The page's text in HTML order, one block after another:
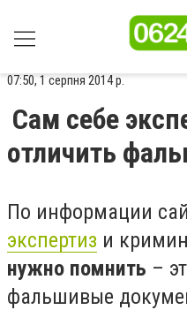
07:50, 1 серпня 2014 р.
Сам себе
отличить
По информации
экспертиз и
нужно помнить –
фальшивые